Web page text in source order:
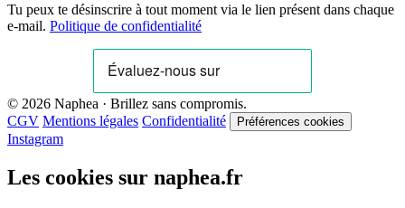
Tu peux te désinscrire à tout moment via le lien présent dans chaque
e-mail. Politique de confidentialité
© 2026 Naphea · Brillez sans compromis.
CGV Mentions légales Confidentialité Préférences cookies
Instagram
Les cookies sur naphea.fr